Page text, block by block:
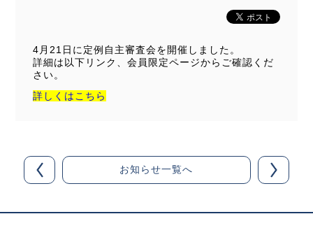
4月21日に定例自主審査会を開催しました。
詳細は以下リンク、会員限定ページからご確認くだ
さい。
詳しくはこちら
お知らせ一覧へ